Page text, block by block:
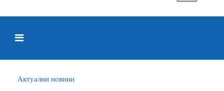
Актуални новини